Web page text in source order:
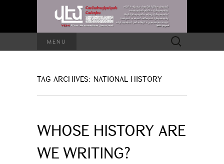
MENU
Search
for:
TAG ARCHIVES: NATIONAL HISTORY
WHOSE HISTORY ARE
WE WRITING?